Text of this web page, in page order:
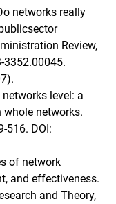
networks really
Review,
3352.00045.
level: a
networks.
516. DOI:
of network
and effectiveness.
and Theory,